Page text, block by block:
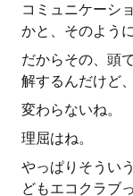
コミュニケーシ
かと、そのよう
だからその、頭
解するんだけど
変わらないね。
理屈はね。
やっぱりそうい
どもエコクラブ